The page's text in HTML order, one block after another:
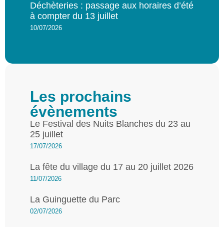
Déchèteries : passage aux horaires d’été
à compter du 13 juillet
10/07/2026
Les prochains
évènements
Le Festival des Nuits Blanches du 23 au
25 juillet
17/07/2026
La fête du village du 17 au 20 juillet 2026
11/07/2026
La Guinguette du Parc
02/07/2026